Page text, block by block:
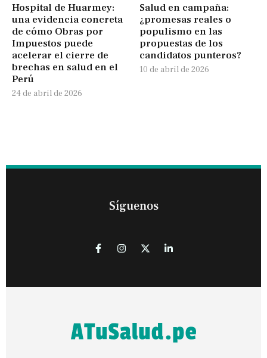
Hospital de Huarmey:
una evidencia concreta
de cómo Obras por
Impuestos puede
acelerar el cierre de
brechas en salud en el
Perú
24 de abril de 2026
Salud en campaña:
¿promesas reales o
populismo en las
propuestas de los
candidatos punteros?
10 de abril de 2026
Síguenos